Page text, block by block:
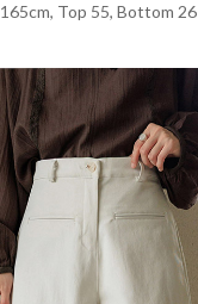
165cm, Top 55, Bottom 26